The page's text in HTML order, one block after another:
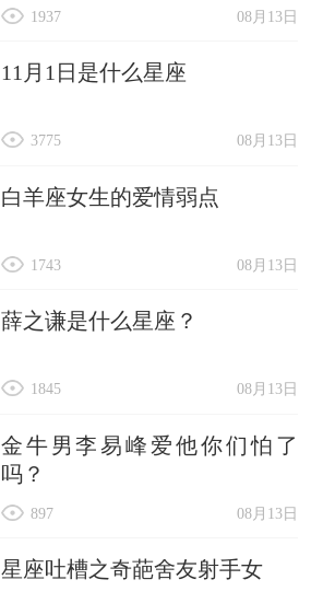
08月13日
1937
11月1日是什么星座
08月13日
3775
白羊座女生的爱情弱点
08月13日
1743
薛之谦是什么星座？
08月13日
1845
金牛男李易峰爱他你们怕了
吗？
08月13日
897
星座吐槽之奇葩舍友射手女